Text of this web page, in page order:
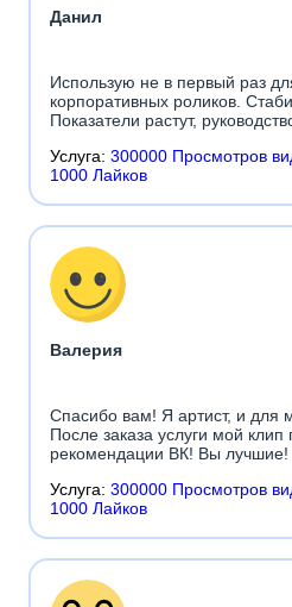
Данил
Использую не в первый раз
корпоративных роликов.
Показатели растут,
Услуга: 300000 Просмотров
1000 Лайков
Валерия
Спасибо вам! Я артист, и для
После заказа услуги мой
рекомендации ВК! Вы лучшие!
Услуга: 300000 Просмотров
1000 Лайков